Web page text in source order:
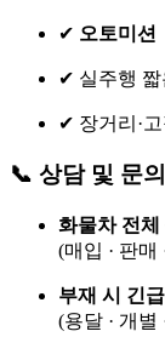
✔ 오토미션
✔ 실주행
✔ 장거리·
📞 상담 및 문의
화물차 전체
(매입 · 판매
부재 시 긴
(용달 · 개별